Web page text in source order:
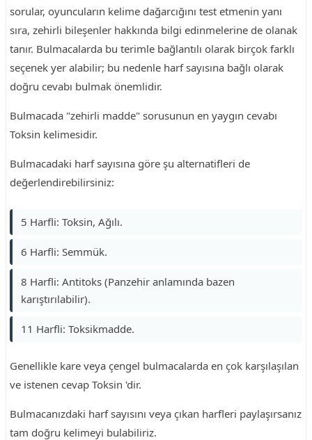
sorular, oyuncuların kelime dağarcığını test etmenin yanı
sıra, zehirli bileşenler hakkında bilgi edinmelerine de olanak
tanır. Bulmacalarda bu terimle bağlantılı olarak birçok farklı
seçenek yer alabilir; bu nedenle harf sayısına bağlı olarak
doğru cevabı bulmak önemlidir.
Bulmacada "zehirli madde" sorusunun en yaygın cevabı
Toksin kelimesidir.
Bulmacadaki harf sayısına göre şu alternatifleri de
değerlendirebilirsiniz:
5 Harfli: Toksin, Ağılı.
6 Harfli: Semmük.
8 Harfli: Antitoks (Panzehir anlamında bazen
karıştırılabilir).
11 Harfli: Toksikmadde.
Genellikle kare veya çengel bulmacalarda en çok karşılaşılan
ve istenen cevap Toksin 'dir.
Bulmacanızdaki harf sayısını veya çıkan harfleri paylaşırsanız
tam doğru kelimeyi bulabiliriz.